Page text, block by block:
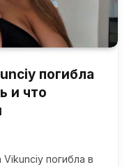
погибла
и что
погибла в